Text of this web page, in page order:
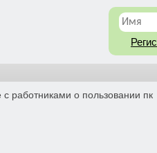
с работниками о пользовании пк